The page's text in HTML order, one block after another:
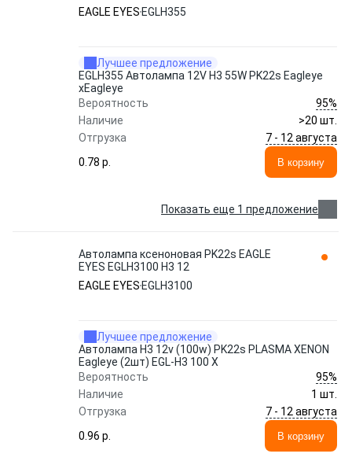
EAGLE EYES EGLH355
Лучшее предложение
EGLH355 Автолампа 12V H3 55W PK22s Eagleye
xEagleye
Вероятность
95%
Наличие
>20 шт.
Отгрузка
7 - 12 августа
0.78 p.
В корзину
Показать еще 1 предложение
Автолампа ксеноновая PK22s EAGLE
EYES EGLH3100 H3 12
EAGLE EYES EGLH3100
Лучшее предложение
Автолампа Н3 12v (100w) PK22s PLASMA XENON
Eagleye (2шт) EGL-H3 100 X
Вероятность
95%
Наличие
1 шт.
Отгрузка
7 - 12 августа
0.96 p.
В корзину